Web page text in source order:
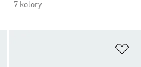
7 kolory